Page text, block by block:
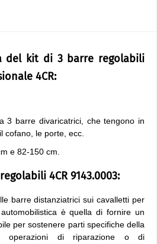
del kit di 3 barre regolabili
4CR:
3 barre divaricatrici, che tengono in
cofano, le porte, ecc.
e 82-150 cm.
4CR 9143.0003:
barre distanziatrici sui cavalletti per
è quella di fornire un
per sostenere parti specifiche della
operazioni di riparazione o di